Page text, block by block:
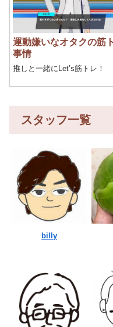
運動嫌いなオタクの筋
事情
推しと一緒にLet’s筋トレ！
スタッフ一覧
billy